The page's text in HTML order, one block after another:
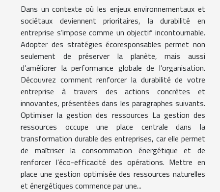
Dans un contexte où les enjeux environnementaux et
sociétaux deviennent prioritaires, la durabilité en
entreprise s’impose comme un objectif incontournable.
Adopter des stratégies écoresponsables permet non
seulement de préserver la planète, mais aussi
d’améliorer la performance globale de l’organisation.
Découvrez comment renforcer la durabilité de votre
entreprise à travers des actions concrètes et
innovantes, présentées dans les paragraphes suivants.
Optimiser la gestion des ressources La gestion des
ressources occupe une place centrale dans la
transformation durable des entreprises, car elle permet
de maîtriser la consommation énergétique et de
renforcer l’éco-efficacité des opérations. Mettre en
place une gestion optimisée des ressources naturelles
et énergétiques commence par une...